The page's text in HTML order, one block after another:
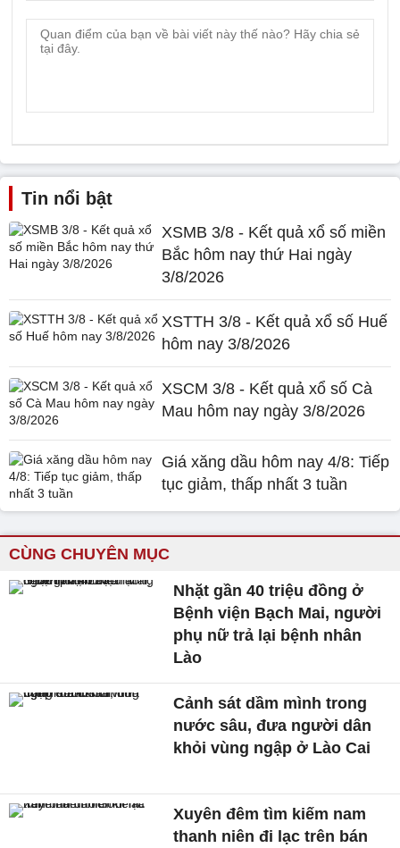
Tin nổi bật
XSMB 3/8 - Kết quả xổ số miền
Bắc hôm nay thứ Hai ngày
3/8/2026
XSTTH 3/8 - Kết quả xổ số Huế
hôm nay 3/8/2026
XSCM 3/8 - Kết quả xổ số Cà
Mau hôm nay ngày 3/8/2026
Giá xăng dầu hôm nay 4/8: Tiếp
tục giảm, thấp nhất 3 tuần
CÙNG CHUYÊN MỤC
Nhặt gần 40 triệu đồng ở
Bệnh viện Bạch Mai, người
phụ nữ trả lại bệnh nhân
Lào
Cảnh sát dầm mình trong
nước sâu, đưa người dân
khỏi vùng ngập ở Lào Cai
Xuyên đêm tìm kiếm nam
thanh niên đi lạc trên bán